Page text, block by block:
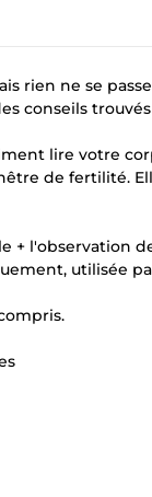
rien ne se
conseils
lire votre
de fertilité.
+ l'observation
utilisée